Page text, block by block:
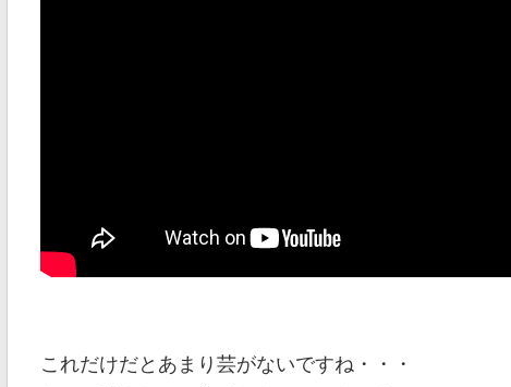
これだけだとあまり芸がないですね・・・